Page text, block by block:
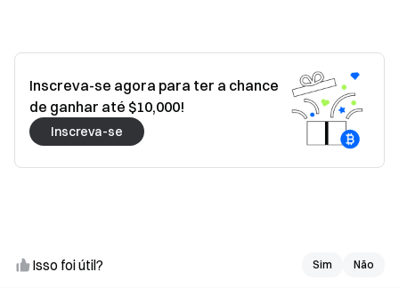
Inscreva-se agora para ter a chance
de ganhar até $10,000!
Inscreva-se
Sim Não
Isso foi útil? Sim Não